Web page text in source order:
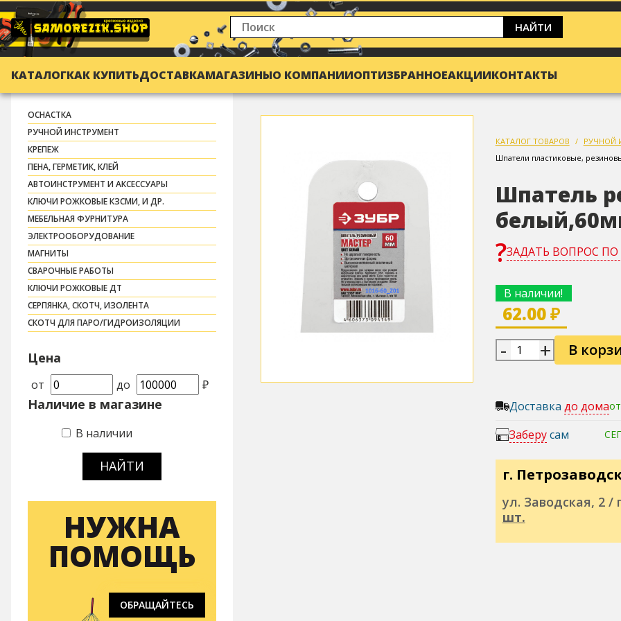
НАЙТИ
КАТАЛОГКАК КУПИТЬДОСТАВКАМАГАЗИНЫО КОМПАНИИОПТИЗБРАННОЕАКЦИИКОНТАКТЫ
ОСНАСТКА
РУЧНОЙ ИНСТРУМЕНТ
КРЕПЕЖ
ПЕНА, ГЕРМЕТИК, КЛЕЙ
АВТОИНСТРУМЕНТ И АКСЕССУАРЫ
КЛЮЧИ РОЖКОВЫЕ КЗСМИ, И ДР.
МЕБЕЛЬНАЯ ФУРНИТУРА
ЭЛЕКТРООБОРУДОВАНИЕ
МАГНИТЫ
СВАРОЧНЫЕ РАБОТЫ
КЛЮЧИ РОЖКОВЫЕ ДТ
СЕРПЯНКА, СКОТЧ, ИЗОЛЕНТА
СКОТЧ ДЛЯ ПАРО/ГИДРОИЗОЛЯЦИИ
Цена
от до ₽
Наличие в магазине
В наличии
НАЙТИ
НУЖНА
ПОМОЩЬ
ОБРАЩАЙТЕСЬ
КАТАЛОГ ТОВАРОВ РУЧНОЙ
Шпатели пластиковые,
Шпатель
ЗАДАТЬ ВОПРОС ПО
В наличии!
62.00 ₽
- + В
Доставка до дома
Заберусам
г.
ул. Заводская, 2 /
шт.